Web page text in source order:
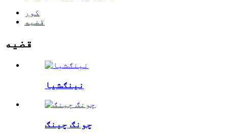
کور
قضیه
قضیه
نينګشيا
چونګ چینګ